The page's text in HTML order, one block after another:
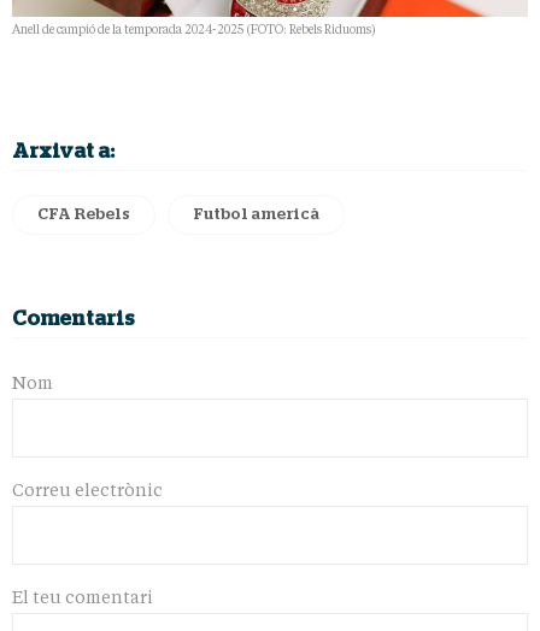
Anell de campió de la temporada 2024-2025 (FOTO: Rebels Riduoms)
Arxivat a:
CFA Rebels Futbol americà
Comentaris
Nom
Correu electrònic
El teu comentari